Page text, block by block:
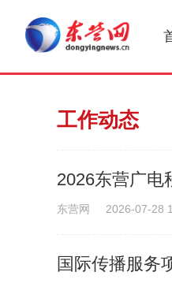
工作动态
2026东营广电
东营网 2026-07-28
国际传播服务